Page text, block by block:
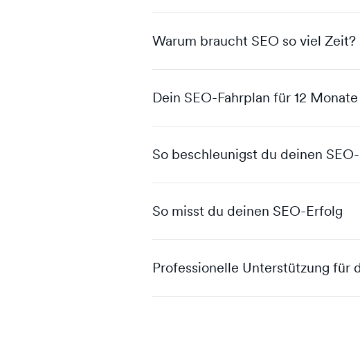
Warum braucht SEO so viel Zeit?
Dein SEO-Fahrplan für 12 Monate
So beschleunigst du deinen
So misst du deinen SEO-Erfolg
Professionelle Unterstützung für